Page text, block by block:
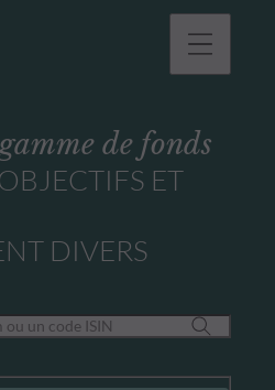
de fonds
ET
DIVERS